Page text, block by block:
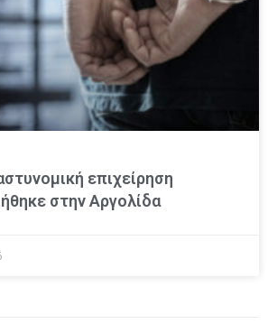
επιχείρηση
στην Αργολίδα